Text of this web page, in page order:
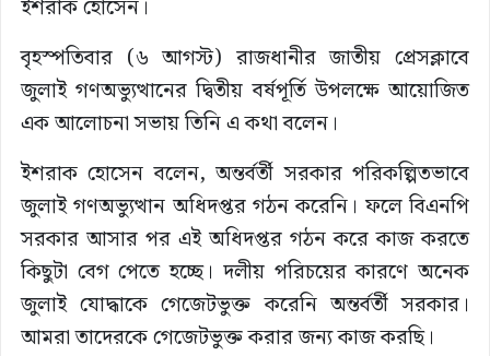
ইশরাক হোসেন।
বৃহস্পতিবার (৬ আগস্ট) রাজধানীর জাতীয় প্রেসক্লাবে
জুলাই গণঅভ্যুত্থানের দ্বিতীয় বর্ষপূর্তি উপলক্ষে আয়োজিত
এক আলোচনা সভায় তিনি এ কথা বলেন।
ইশরাক হোসেন বলেন, অন্তর্বর্তী সরকার পরিকল্পিতভাবে
জুলাই গণঅভ্যুত্থান অধিদপ্তর গঠন করেনি। ফলে বিএনপি
সরকার আসার পর এই অধিদপ্তর গঠন করে কাজ করতে
কিছুটা বেগ পেতে হচ্ছে। দলীয় পরিচয়ের কারণে অনেক
জুলাই যোদ্ধাকে গেজেটভুক্ত করেনি অন্তর্বর্তী সরকার।
আমরা তাদেরকে গেজেটভুক্ত করার জন্য কাজ করছি।